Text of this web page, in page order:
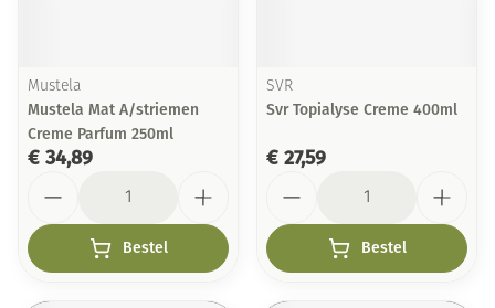
Mustela
Mustela Mat A/striemen
Creme Parfum 250ml
€ 34,89
Bestel
SVR
Svr Topialyse Creme 400ml
€ 27,59
Bestel